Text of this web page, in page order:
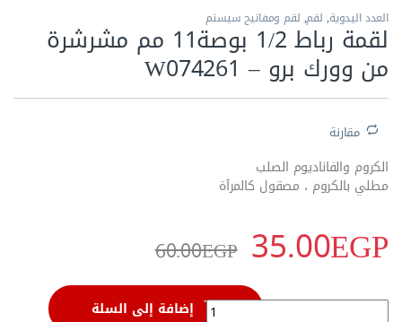
العدد اليدوية, لقم, لقم ومفاتيح سيستم
لقمة رباط 1/2 بوصة11 مم مشرشرة
من وورك برو – W074261
مقارنة
الكروم والفاناديوم الصلب
مطلي بالكروم ، مصقول كالمرآة
35.00EGP
60.00EGP
لقمة رباط 1/2 بوصة11 مم مشرشرة من وورك برو - W074261 quantity إضافة إلى السلة